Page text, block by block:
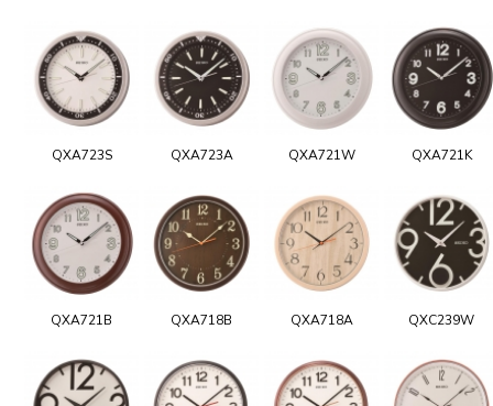
QXA723S QXA723A QXA721W QXA721K
QXA721B QXA718B QXA718A QXC239W